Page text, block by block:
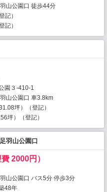
山公園口 徒歩44分
記）
記）
園３-410-1
山公園口 車3.8km
31.08坪）（登記）
坪）（登記）
羽山公園口
2000円）
山公園口 バス5分 停歩3分
48年